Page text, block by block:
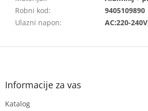
Robni kod:
9405109890
Ulazni napon: AC:220-
F
Informacije za vas
Katalog